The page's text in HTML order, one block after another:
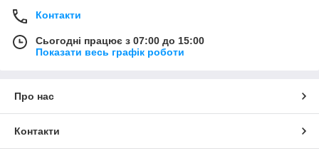
Контакти
Сьогодні працює з 07:00 до 15:00
Показати весь графік роботи
Про нас
Контакти